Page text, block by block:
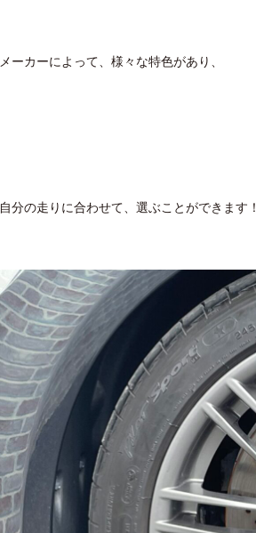
メーカーによって、様々な特色があり、
自分の走りに合わせて、選ぶことができます！